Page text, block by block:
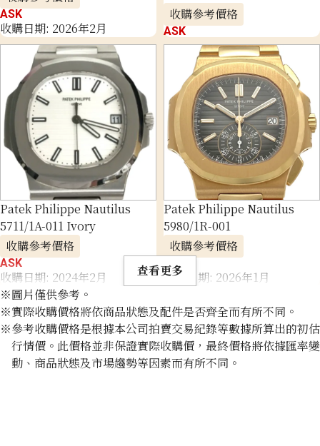
ASK
收購日期: 2026年2月
收購參考價格
ASK
Patek Philippe Nautilus
5711/1A-011 Ivory
收購參考價格
ASK
收購日期: 2024年2月
Patek Philippe Nautilus
5980/1R-001
收購參考價格
ASK
收購日期: 2026年1月
查看更多
※圖片僅供參考。
※實際收購價格將依商品狀態及配件是否齊全而有所不同。
※參考收購價格是根據本公司拍賣交易紀錄等數據所算出的初估
行情價。此價格並非保證實際收購價，最終價格將依據匯率變
動、商品狀態及市場趨勢等因素而有所不同。